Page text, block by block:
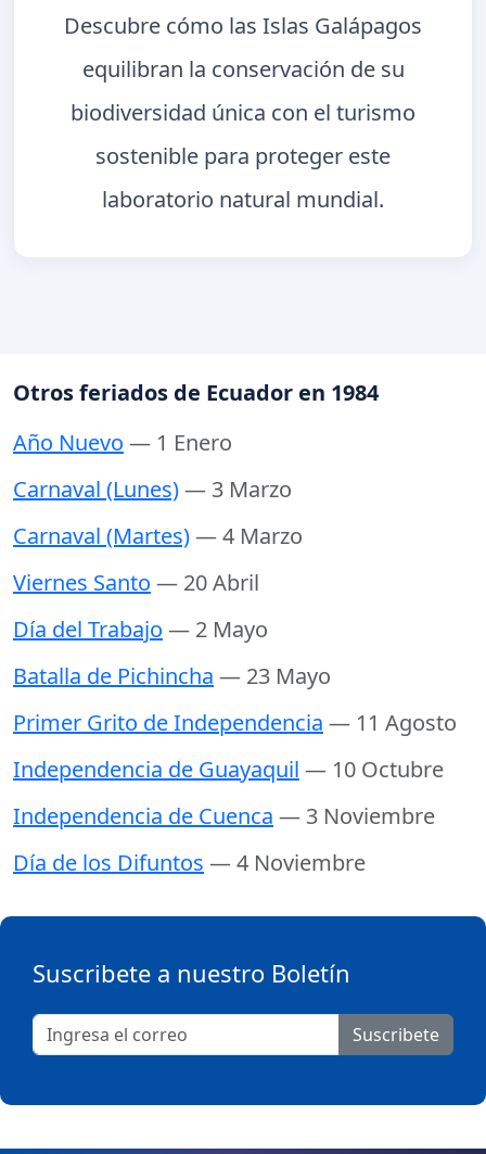
Descubre cómo las Islas Galápagos
equilibran la conservación de su
biodiversidad única con el turismo
sostenible para proteger este
laboratorio natural mundial.
Otros feriados de Ecuador en 1984
Año Nuevo — 1 Enero
Carnaval (Lunes)— 3 Marzo
Carnaval (Martes)— 4 Marzo
Viernes Santo — 20 Abril
Día del Trabajo — 2 Mayo
Batalla de Pichincha — 23 Mayo
Primer Grito de Independencia — 11 Agosto
Independencia de Guayaquil — 10 Octubre
Independencia de Cuenca — 3 Noviembre
Día de los Difuntos — 4 Noviembre
Suscribete a nuestro Boletín
Suscribete